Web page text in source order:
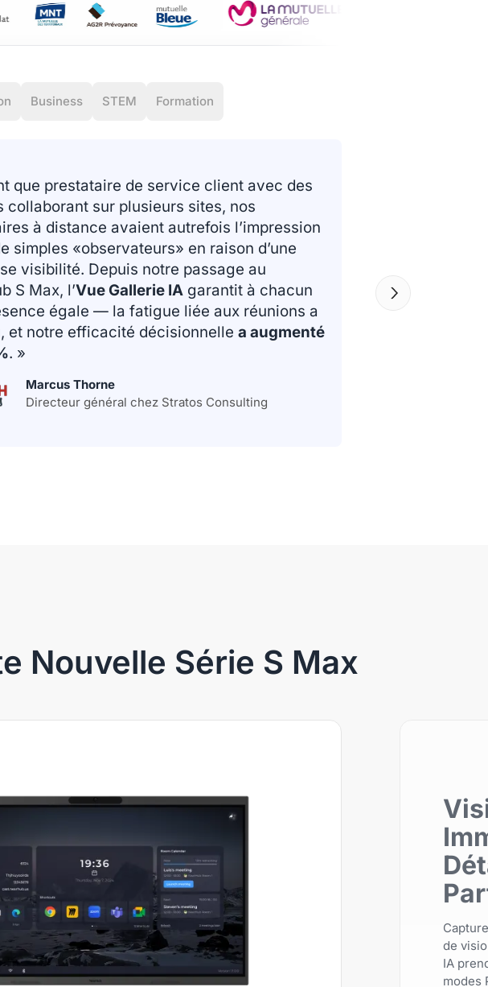
Business STEM Formation
que prestataire de service client avec des
collaborant sur plusieurs sites, nos
à distance avaient autrefois l’impression
simples «observateurs» en raison d’une
visibilité. Depuis notre passage au
S Max, l’Vue Gallerie IA garantit à chacun
égale — la fatigue liée aux réunions a
et notre efficacité décisionnelle a augmenté
. »
Marcus Thorne
Directeur général chez Stratos Consulting
Nouvelle Série S Max
de
IA
modes